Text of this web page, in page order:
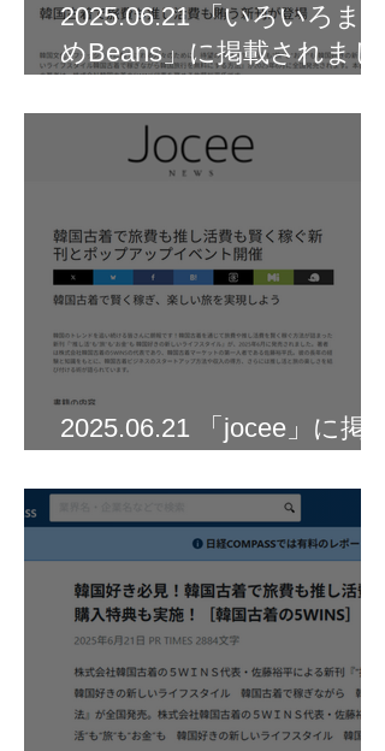
2025.06.21 「いろいろまと
めBeans」に掲載されまし
2025.06.21 「jocee」に掲載